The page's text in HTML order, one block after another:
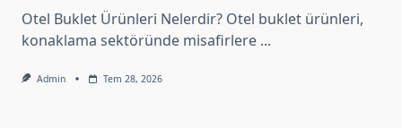
Otel Buklet Ürünleri Nelerdir? Otel buklet ürünleri,
konaklama sektöründe misafirlere ...
Admin Tem 28, 2026